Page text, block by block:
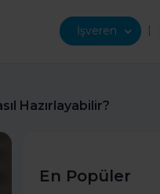
İşveren |
Hazırlayabilir?
En Popüler